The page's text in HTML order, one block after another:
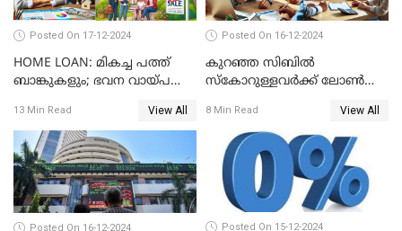
Posted On 17-12-2024
HOME LOAN: മികച്ച പത്ത്
ബാങ്കുകളും; ഭവന വായ്പ
13 Min Read View All
Posted On 16-12-2024
കുറഞ്ഞ സിബിൽ
സ്കോറുള്ളവർക്ക് ലോൺ
8 Min Read View All
Posted On 16-12-2024 Posted On 15-12-2024